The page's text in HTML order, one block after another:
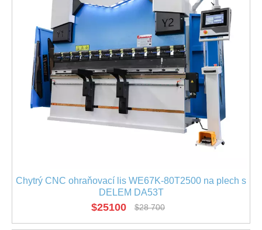
Chytrý CNC ohraňovací lis WE67K-80T2500 na plech s
DELEM DA53T
$25100 $28 700